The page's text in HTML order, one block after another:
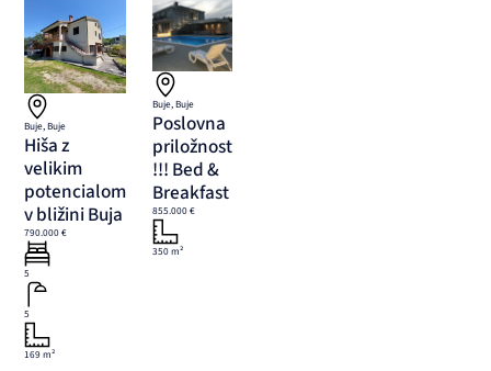
Buje, Buje
Hiša z
velikim
potencialom
v bližini Buja
790.000 €
5
5
169 m²
Buje, Buje
Poslovna
priložnost
!!! Bed &
Breakfast
855.000 €
350 m²